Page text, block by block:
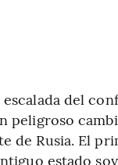
escalada del
peligroso
de Rusia. El
estado